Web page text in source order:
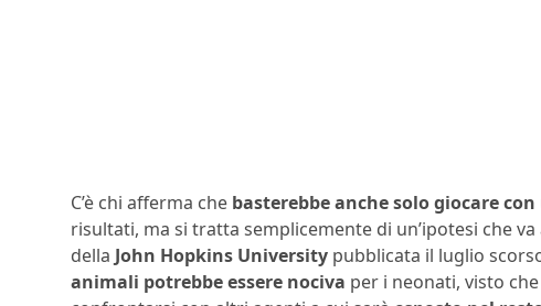
C’è chi afferma che basterebbe anche solo giocare
risultati, ma si tratta semplicemente di un’ipotesi che
della John Hopkins University pubblicata il luglio
animali potrebbe essere nociva per i neonati, visto